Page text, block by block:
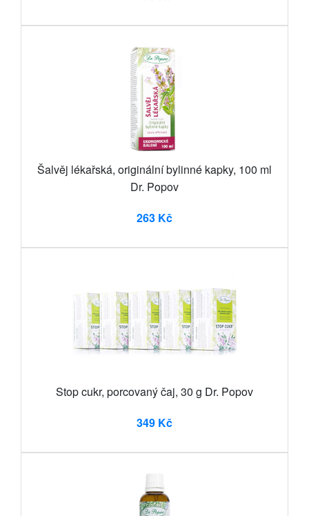
Šalvěj lékařská, originální bylinné kapky, 100 ml
Dr. Popov
263 Kč
Stop cukr, porcovaný čaj, 30 g Dr. Popov
349 Kč